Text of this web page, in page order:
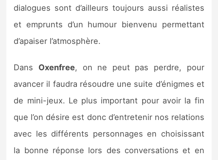
dialogues sont d’ailleurs toujours aussi réalistes
et emprunts d’un humour bienvenu permettant
d’apaiser l’atmosphère.
Dans Oxenfree, on ne peut pas perdre, pour
avancer il faudra résoudre une suite d’énigmes et
de mini-jeux. Le plus important pour avoir la fin
que l’on désire est donc d’entretenir nos relations
avec les différents personnages en choisissant
la bonne réponse lors des conversations et en